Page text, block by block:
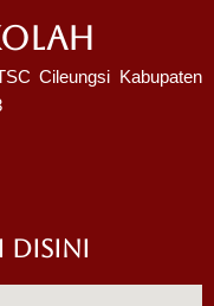
Cileungsi Kabupaten
DISINI